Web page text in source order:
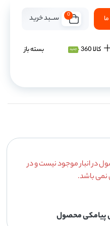
0 ســـبد خرید
کالا 360 جدید بسته باز
در انبار موجود نیست و در
باشد.
پیامکی محصول